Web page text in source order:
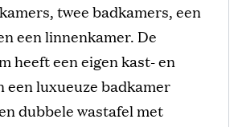
twee badkamers, een
een linnenkamer. De
heeft een eigen kast- en
een luxueuze badkamer
dubbele wastafel met